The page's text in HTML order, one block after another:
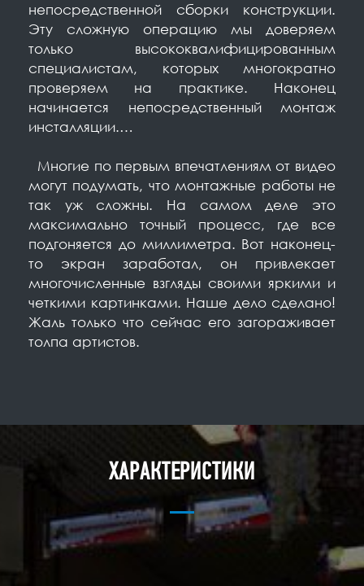
непосредственной сборки конструкции.
Эту сложную операцию мы доверяем
только высококвалифицированным
специалистам, которых многократно
проверяем на практике. Наконец
начинается непосредственный монтаж
инсталляции.…⠀
Многие по первым впечатлениям от видео
могут подумать, что монтажные работы не
так уж сложны. На самом деле это
максимально точный процесс, где все
подгоняется до миллиметра. Вот наконец-
то экран заработал, он привлекает
многочисленные взгляды своими яркими и
четкими картинками. Наше дело сделано!
Жаль только что сейчас его загораживает
толпа артистов.⠀
ХАРАКТЕРИСТИКИ